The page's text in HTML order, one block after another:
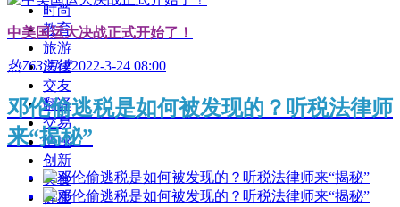
时尚
教育
旅游
法律
交友
翻译
交易
情感
创新
美食
健康
中美国运大决战正式开始了！
热763阅读2022-3-24 08:00
邓伦偷逃税是如何被发现的？听税法律师
来“揭秘”